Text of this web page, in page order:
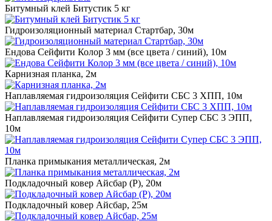
Битумный клей Битустик 5 кг
Гидроизоляционный материал Стартбар, 30м
Ендова Сейфити Колор 3 мм (все цвета / синий), 10м
Карнизная планка, 2м
Наплавляемая гидроизоляция Сейфити СБС 3 ХПП, 10м
Наплавляемая гидроизоляция Сейфити Супер СБС 3 ЭПП,
10м
Планка примыкания металлическая, 2м
Подкладочный ковер Айсбар (P), 20м
Подкладочный ковер Айсбар, 25м